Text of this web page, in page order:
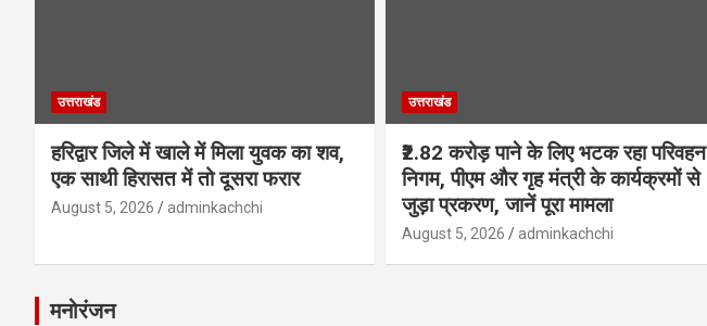
उत्तराखंड
हरिद्वार जिले में खाले में मिला युवक का शव,
एक साथी हिरासत में तो दूसरा फरार
August 5, 2026 adminkachchi
उत्तराखंड
₹2.82 करोड़ पाने के लिए भटक रहा परिवहन
निगम, पीएम और गृह मंत्री के कार्यक्रमों से
जुड़ा प्रकरण, जानें पूरा मामला
August 5, 2026 adminkachchi
मनोरंजन